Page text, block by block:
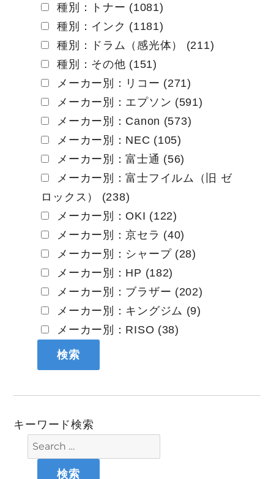
種別：トナー (1081)
種別：インク (1181)
種別：ドラム（感光体） (211)
種別：その他 (151)
メーカー別：リコー (271)
メーカー別：エプソン (591)
メーカー別：Canon (573)
メーカー別：NEC (105)
メーカー別：富士通 (56)
メーカー別：富士フイルム（旧 ゼ
ロックス） (238)
メーカー別：OKI (122)
メーカー別：京セラ (40)
メーカー別：シャープ (28)
メーカー別：HP (182)
メーカー別：ブラザー (202)
メーカー別：キングジム (9)
メーカー別：RISO (38)
キーワード検索